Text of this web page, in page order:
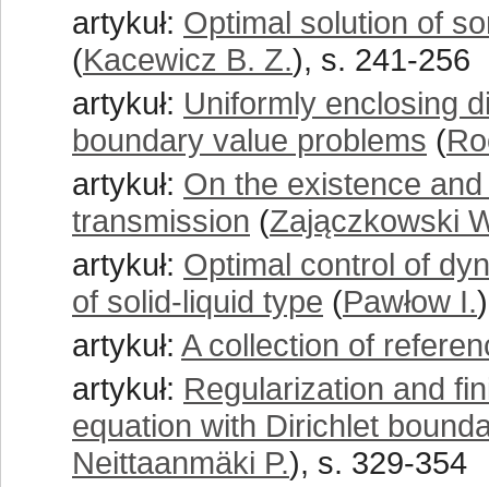
artykuł: Optimal solution of
(Kacewicz B. Z.), s. 241-256
artykuł: Uniformly enclosing
boundary value problems (
artykuł: On the existence
transmission (Zajączkowski
artykuł: Optimal control of
of solid-liquid type (Pawłow I.
artykuł: A collection of
artykuł: Regularization and
equation with Dirichlet
Neittaanmäki P.), s. 329-354